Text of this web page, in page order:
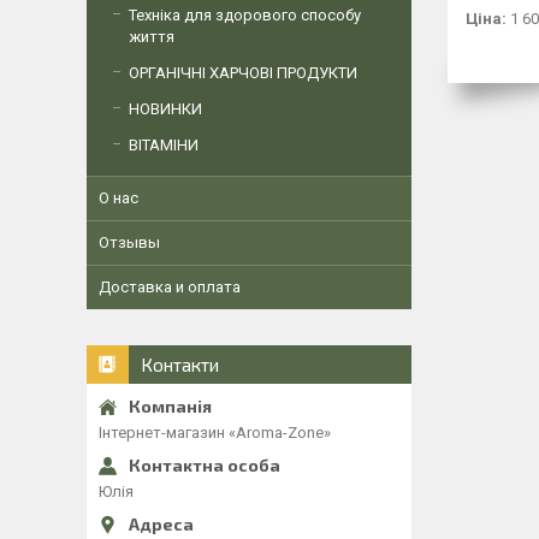
Ціна: 1
Техніка для здорового способу
життя
ОРГАНІЧНІ ХАРЧОВІ ПРОДУКТИ
НОВИНКИ
ВІТАМІНИ
О нас
Отзывы
Доставка и оплата
Контакти
Інтернет-магазин «Aroma-Zone»
Юлія